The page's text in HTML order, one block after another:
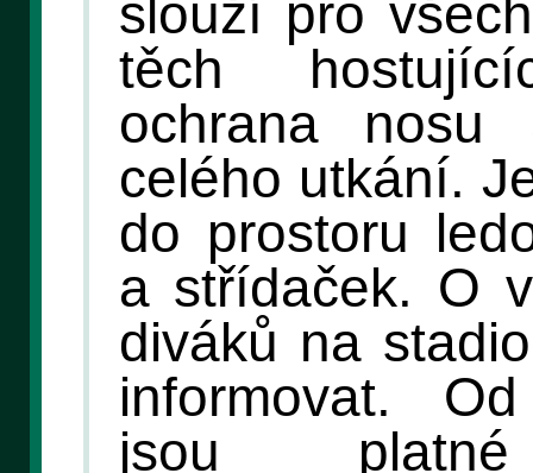
slouží pro
těch
ochrana
celého utkání.
do prostoru
a střídaček. O
diváků na
informovat.
jsou platné